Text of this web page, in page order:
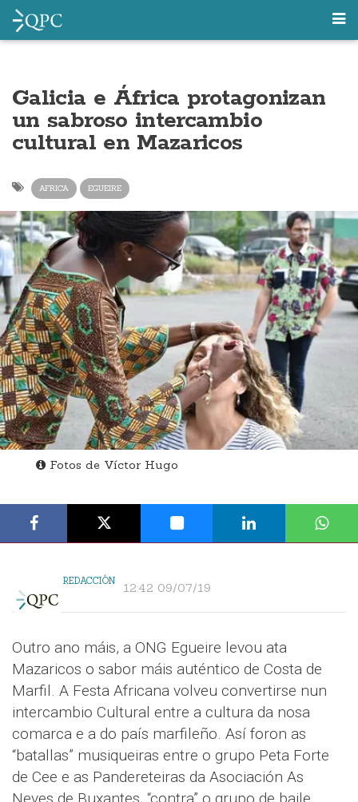
Galicia e África protagonizan
un sabroso intercambio
cultural en Mazaricos
AFRICA EGUEIRE
Fotos de Víctor Hugo
REDACCIÓN 12:42 09/07/19
Outro ano máis, a ONG Egueire levou ata
Mazaricos o sabor máis auténtico de Costa de
Marfil. A Festa Africana volveu convertirse nun
intercambio Cultural entre a cultura da nosa
comarca e a do país marfileño. Así foron as
“batallas” musiqueiras entre o grupo Peta Forte
de Cee e as Pandereteiras da Asociación As
Neves de Buxantes, “contra” o grupo de baile